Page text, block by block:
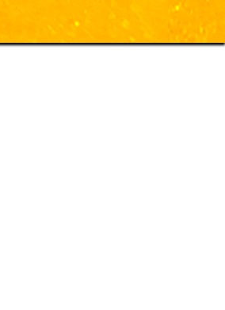
₫ đến 270.000 ₫